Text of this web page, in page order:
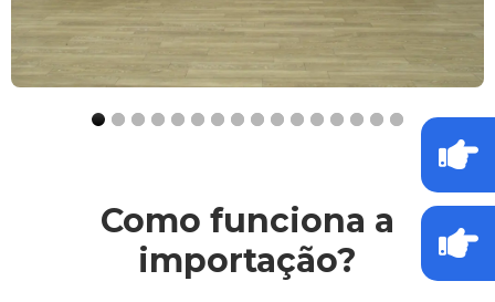
Como funciona a
importação?